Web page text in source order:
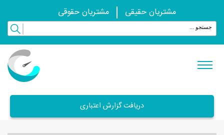
مشتریان حقیقی مشتریان حقوقی
دریافت گزارش اعتباری